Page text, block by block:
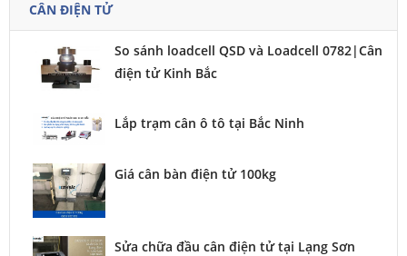
CÂN ĐIỆN TỬ
So sánh loadcell QSD và Loadcell 0782|Cân
điện tử Kinh Bắc
Lắp trạm cân ô tô tại Bắc Ninh
Giá cân bàn điện tử 100kg
Sửa chữa đầu cân điện tử tại Lạng Sơn